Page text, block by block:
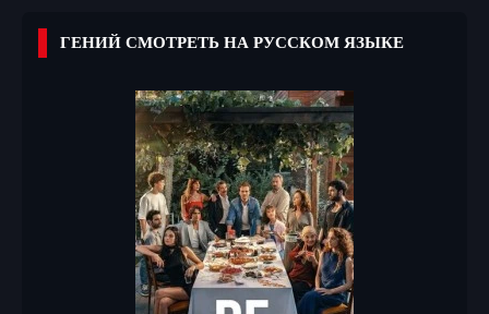
ГЕНИЙ СМОТРЕТЬ НА РУССКОМ ЯЗЫКЕ